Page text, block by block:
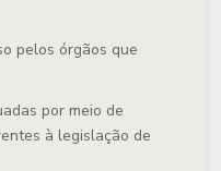
pelos órgãos que
por meio de
à legislação de